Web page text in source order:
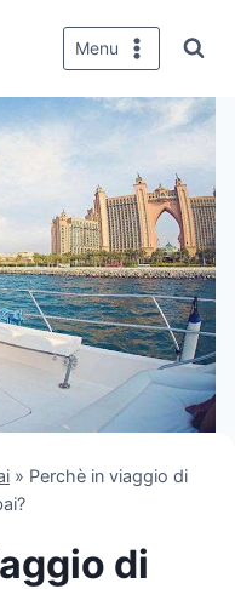
Menu
» Perchè in viaggio di
di